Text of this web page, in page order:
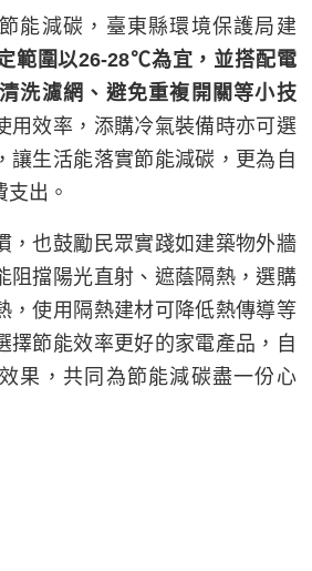
能減碳，臺東縣環境保護局建
範圍以26-28℃為宜，並搭配電
洗濾網、避免重複開關等小技
用效率，添購冷氣裝備時亦可選
讓生活能落實節能減碳，更為自
出。
，也鼓勵民眾實踐如建築物外牆
阻擋陽光直射、遮蔭隔熱，選購
，使用隔熱建材可降低熱傳導等
擇節能效率更好的家電產品，自
果，共同為節能減碳盡一份心